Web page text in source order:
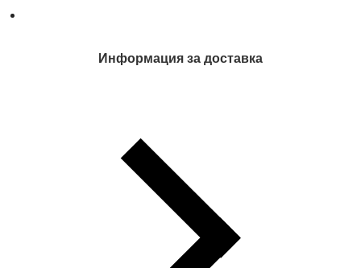
Информация за доставка